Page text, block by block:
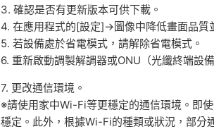
3. 確認是否有更新版本可供下載。
4. 在應用程式的[設定]→圖像中降低畫面品質
5. 若設備處於省電模式，請解除省電模式。
6. 重新啟動調製解調器或ONU（光纖終端設
7. 更改通信環境。
※請使用家中Wi-Fi等更穩定的通信環境。即
穩定。此外，根據Wi-Fi的種類或狀況，部